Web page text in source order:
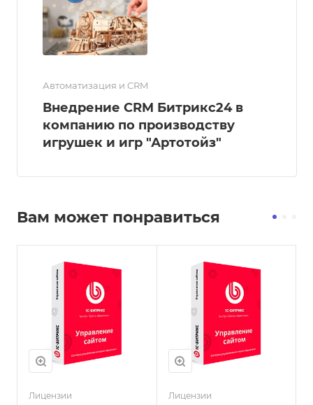
Автоматизация и CRM
Внедрение CRM Битрикс24 в
компанию по производству
игрушек и игр "Артотойз"
Вам может понравиться
Лицензии Лицензии